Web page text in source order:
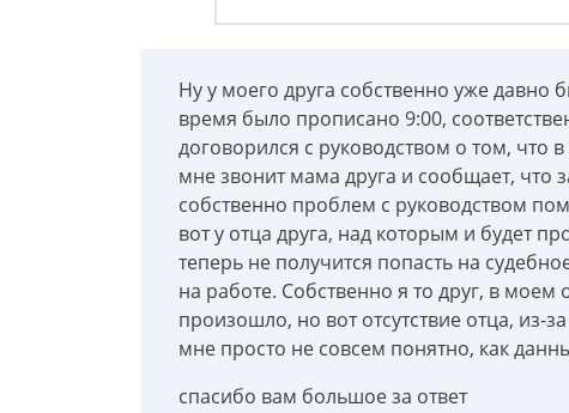
Ну у моего друга собственно уже давно
время было прописано 9:00,
договорился с руководством о том, что
мне звонит мама друга и сообщает, что
собственно проблем с руководством
вот у отца друга, над которым и будет
теперь не получится попасть на
на работе. Собственно я то друг, в моем
произошло, но вот отсутствие отца, из-
мне просто не совсем понятно, как
спасибо вам большое за ответ